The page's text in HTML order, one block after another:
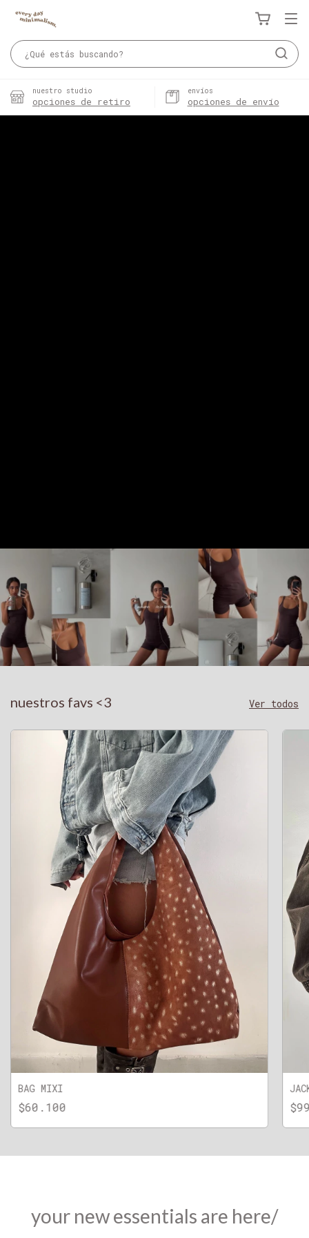
nuestro studio
opciones de retiro
envíos
opciones de envío
nuestros favs <3 Ver todos
BAG MIXI
$60.100
your new essentials are here/